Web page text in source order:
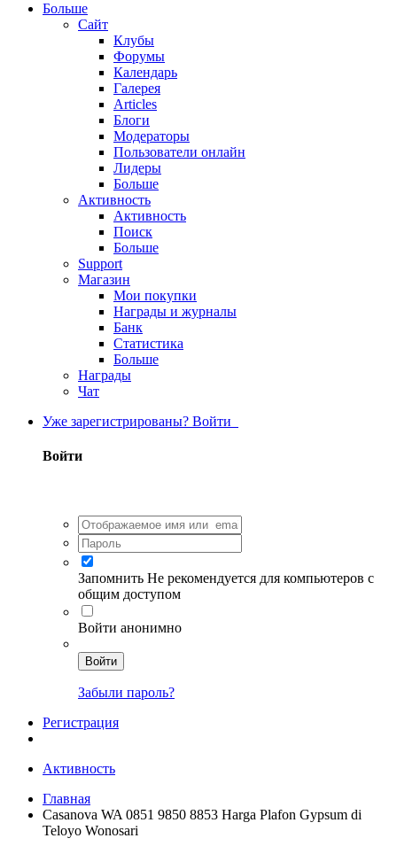
Больше
Сайт
Клубы
Форумы
Календарь
Галерея
Articles
Блоги
Модераторы
Пользователи онлайн
Лидеры
Больше
Активность
Активность
Поиск
Больше
Support
Магазин
Мои покупки
Награды и журналы
Банк
Статистика
Больше
Награды
Чат
Уже зарегистрированы? Войти
Войти
Запомнить Не рекомендуется для компьютеров с
общим доступом
Войти анонимно
Войти
Забыли пароль?
Регистрация
Активность
Главная
Casanova WA 0851 9850 8853 Harga Plafon Gypsum di
Teloyo Wonosari